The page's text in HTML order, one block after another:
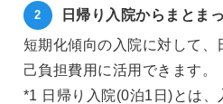
日帰り入院からまとま
短期化傾向の入院に対して、
己負担費用に活用できます。
*1 日帰り入院(0泊1日)とは